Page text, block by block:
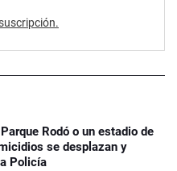
Rodó o un estadio de
se desplazan y
Policía